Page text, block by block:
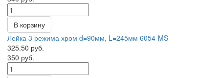
В корзину
Лейка 3 режима хром d=90мм, L=245мм 6054-MS
325.50 руб.
350 руб.